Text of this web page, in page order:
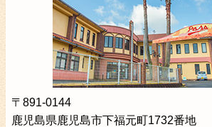
〒891-0144
鹿児島県鹿児島市下福元町1732番地